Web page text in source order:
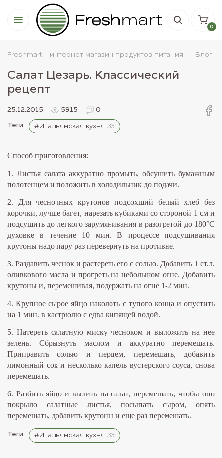
0
Freshmart - интернет магазин продуктов питания Блог
Салат Цезарь. Классический
рецепт
25.12.2015 5915 0
Теги: #Итальянская кухня 33
Способ приготовления:
1. Листья салата аккуратно промыть, обсушить бумажным
полотенцем и положить в холодильник до подачи.
2. Для чесночных крутонов подсохший белый хлеб без
корочки, лучше багет, нарезать кубиками со стороной 1 см и
подсушить до легкого зарумянивания в разогретой до 180°С
духовке в течение 10 мин. В процессе подсушивания
крутоны надо пару раз перевернуть на противне.
3. Раздавить чеснок и растереть его с солью. Добавить 1 ст.л.
оливкового масла и прогреть на небольшом огне. Добавить
крутоны и, перемешивая, подержать на огне 1-2 мин.
4. Крупное сырое яйцо наколоть с тупого конца и опустить
на 1 мин. в кастрюлю с едва кипящей водой.
5. Натереть салатную миску чесноком и выложить на нее
зелень. Сбрызнуть маслом и аккуратно перемешать.
Приправить солью и перцем, перемешать, добавить
лимонный сок и несколько капель вустерского соуса, снова
перемешать.
6. Разбить яйцо и вылить на салат, перемешать, чтобы оно
покрыло салатные листья, посыпать сыром, опять
перемешать, добавить крутоны и еще раз перемешать.
Теги: #Итальянская кухня 33